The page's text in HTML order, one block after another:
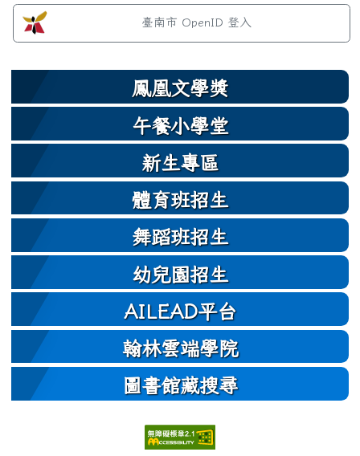
左邊區域內容
臺南市 OpenID 登入
鳳凰文學獎
午餐小學堂
新生專區
體育班招生
舞蹈班招生
幼兒園招生
AILEAD平台
翰林雲端學院
圖書館藏搜尋